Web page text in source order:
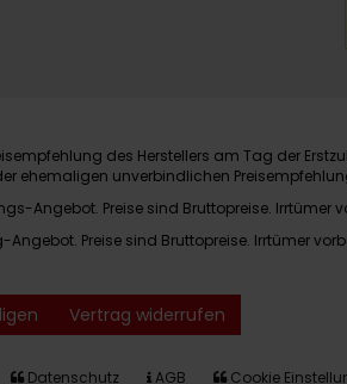
des Herstellers am Tag der
ehemaligen unverbindlichen
Angebot. Preise sind Bruttopreise. Irrtümer
Preise sind Bruttopreise. Irrtümer
Vertrag widerrufen
Datenschutz AGB Cookie